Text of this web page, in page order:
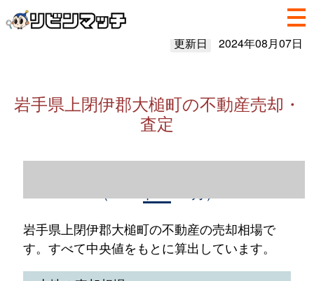
更新日 2024年08月07日
岩手県上閉伊郡大槌町の不動産売却・
査定
岩手県上閉伊郡大槌町の不動産の売却相場で
す。すべて中央値をもとに算出しています。